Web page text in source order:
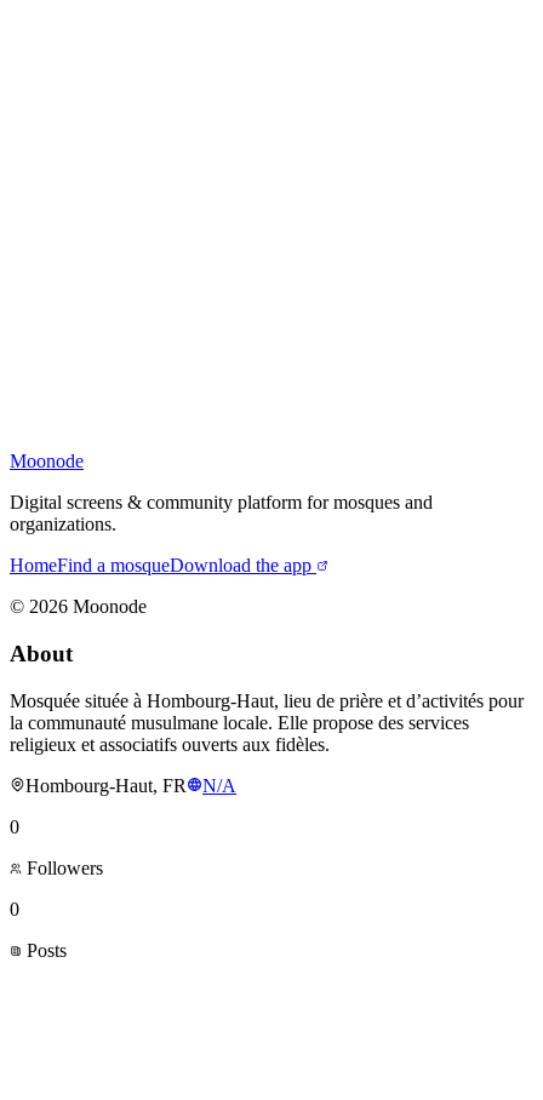
Moonode
Digital screens & community platform for mosques and
organizations.
HomeFind a mosqueDownload the app
© 2026 Moonode
About
Mosquée située à Hombourg-Haut, lieu de prière et d’activités pour
la communauté musulmane locale. Elle propose des services
religieux et associatifs ouverts aux fidèles.
Hombourg-Haut, FR
N/A
0
Followers
0
Posts